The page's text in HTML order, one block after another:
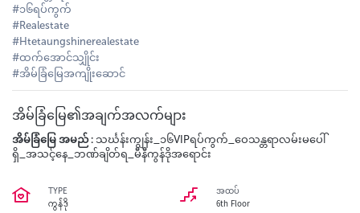
#၁၆ရပ်ကွက်
#Realestate
#Htetaungshinerealestate
#ထက်အောင်သျှိုင်း
#အိမ်ခြံမြေအကျိုးဆောင်
အိမ်ခြံမြေ၏အချက်အလက်များ
အိမ်ခြံမြေ အမည် : သင်္ဃန်းကျွန်း_၁၆VIPရပ်ကွက်_ဝေသန္တရာလမ်းမပေါ်
ရှိ_အသင့်နေ_ဘဏ်ချိတ်ရ_မီနီကွန်ဒိုအရောင်း
TYPE
ကွန်ဒို
အထပ်
6th Floor